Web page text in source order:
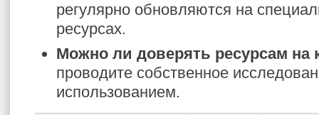
регулярно обновляются на
ресурсах.
Можно ли доверять ресурсам на
проводите собственное
использованием.